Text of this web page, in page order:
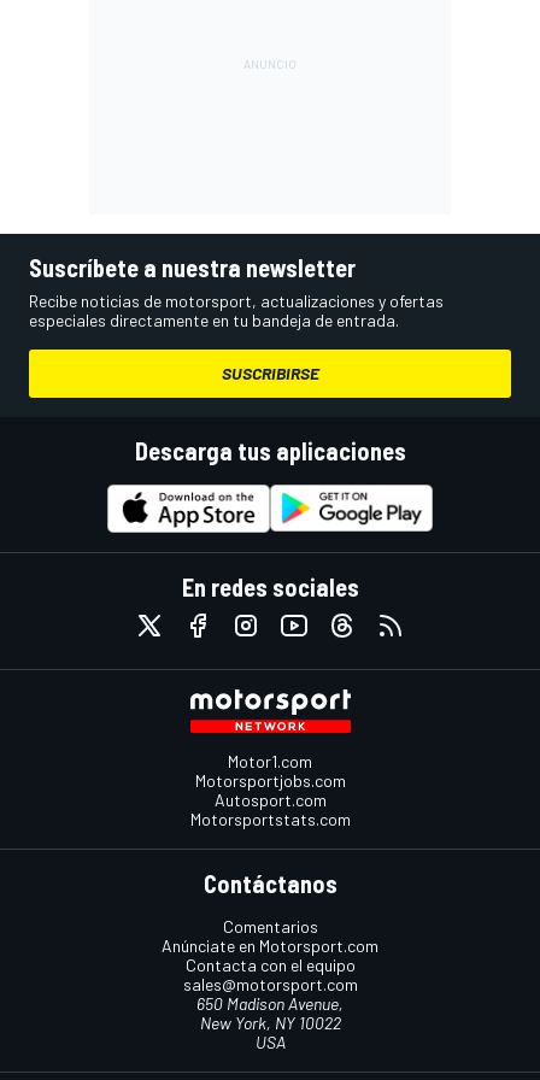
Suscríbete a nuestra newsletter
Recibe noticias de motorsport, actualizaciones y ofertas
especiales directamente en tu bandeja de entrada.
SUSCRIBIRSE
Descarga tus aplicaciones
En redes sociales
Motor1.com
Motorsportjobs.com
Autosport.com
Motorsportstats.com
Contáctanos
Comentarios
Anúnciate en Motorsport.com
Contacta con el equipo
sales@motorsport.com
650 Madison Avenue,
New York, NY 10022
USA